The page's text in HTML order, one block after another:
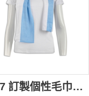
A157 訂製個性毛巾款式 設計LOGO毛巾款式 毛巾廠家 超細纖維 製作毛巾款式 毛巾專營 #35*75cm